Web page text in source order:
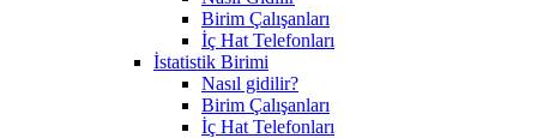
Birim Çalışanları
İç Hat Telefonları
İstatistik Birimi
Nasıl gidilir?
Birim Çalışanları
İç Hat Telefonları